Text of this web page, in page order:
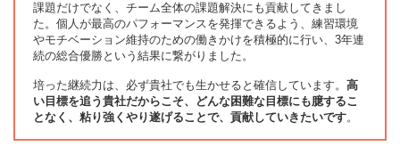
課題だけでなく、チーム全体の課題解決にも貢献してきまし
た。個人が最高のパフォーマンスを発揮できるよう、練習環境
やモチベーション維持のための働きかけを積極的に行い、3年連
続の総合優勝という結果に繋がりました。
培った継続力は、必ず貴社でも生かせると確信しています。 高
い目標を追う貴社だからこそ、どんな困難な目標にも臆するこ
となく、粘り強くやり遂げることで、貢献していきたいです。